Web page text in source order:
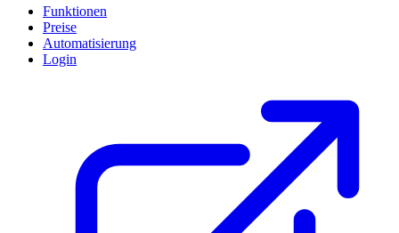
Funktionen
Preise
Automatisierung
Login